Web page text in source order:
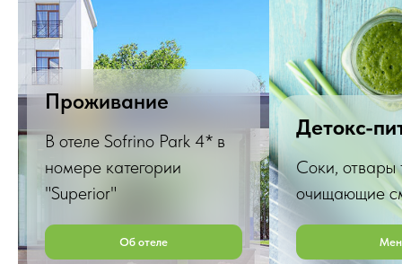
Проживание
В отеле Sofrino Park 4* в
номере категории
"Superior"
Об отеле
Детокс-
Соки, отвары
очищающие